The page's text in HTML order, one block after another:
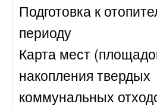
Подготовка к
периоду
Карта мест
накопления твердых
коммунальных